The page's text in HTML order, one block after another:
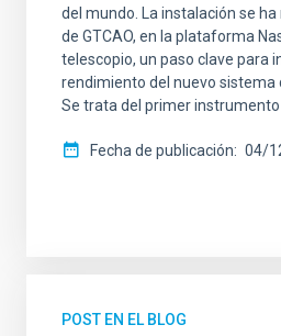
del mundo. La instalación se
de GTCAO, en la plataforma
telescopio, un paso clave para
rendimiento del nuevo sistema
Se trata del primer
Fecha de publicación 04/
POST EN EL BLOG